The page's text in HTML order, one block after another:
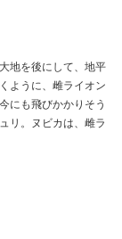
地を後にして、地平
ように、雌ライオン
にも飛びかかりそう
リ。ヌビカは、雌ラ